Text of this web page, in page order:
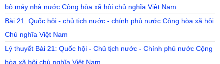
bộ máy nhà nước Cộng hòa xã hội chủ nghĩa Việt Nam
Bài 21. Quốc hội - chủ tịch nước - chính phủ nước Cộng hòa xã hội
Chủ nghĩa Việt Nam
Lý thuyết Bài 21: Quốc hội - Chủ tịch nước - Chính phủ nước Cộng
hòa xã hội chủ nghĩa Việt Nam